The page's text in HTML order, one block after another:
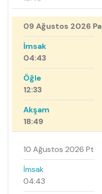
09 Ağustos 2026 Pa
İmsak
04:43
Öğle
12:33
Akşam
18:49
10 Ağustos 2026 Pt
İmsak
04:43